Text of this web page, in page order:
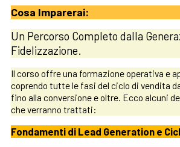
Cosa Imparerai:
Un Percorso Completo dalla
Fidelizzazione.
Il corso offre una formazione operativa e
coprendo tutte le fasi del ciclo di vendita
fino alla conversione e oltre. Ecco alcuni
che verranno trattati:
Fondamenti di Lead Generation e